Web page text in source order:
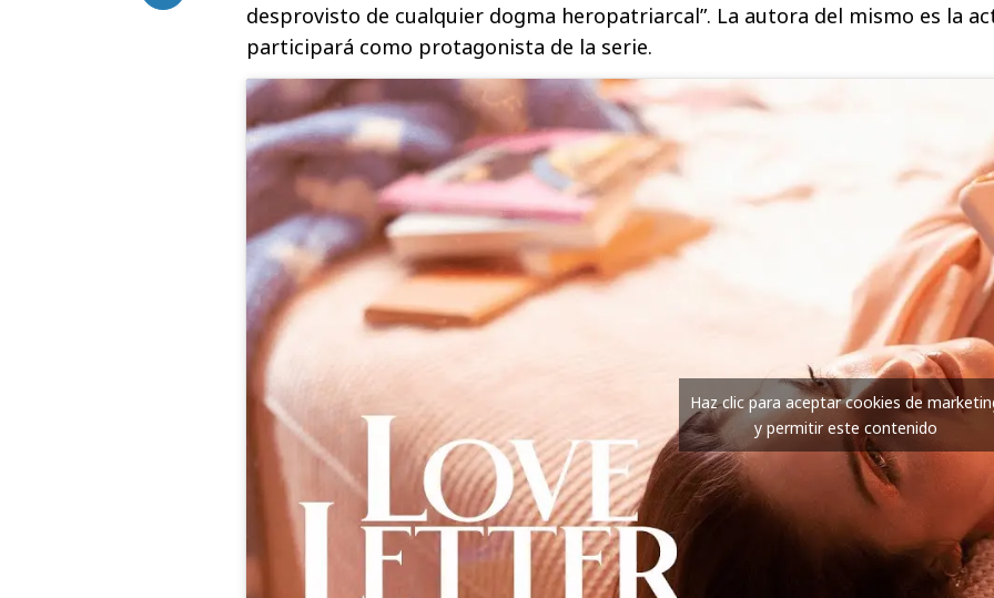
desprovisto de cualquier dogma heropatriarcal”. La autora del mismo es la
participará como protagonista de la serie.
Haz clic para aceptar cookies de
y permitir este contenido